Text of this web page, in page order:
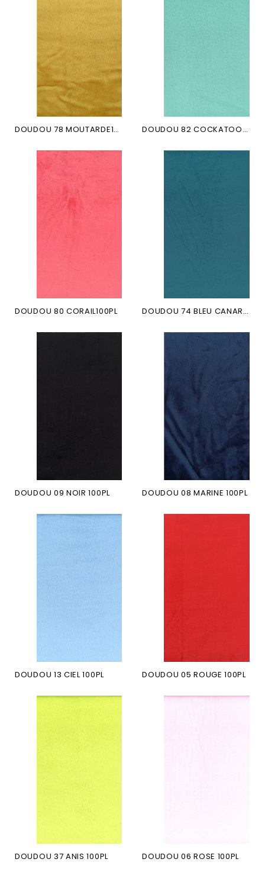
DOUDOU 78 MOUTARDE100PL DOUDOU 82 COCKATOO 100PL
DOUDOU 80 CORAIL100PL DOUDOU 74 BLEU CANARD 100PL
DOUDOU 09 NOIR 100PL DOUDOU 08 MARINE 100PL
DOUDOU 13 CIEL 100PL DOUDOU 05 ROUGE 100PL
DOUDOU 37 ANIS 100PL DOUDOU 06 ROSE 100PL